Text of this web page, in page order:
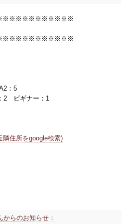
：5
2 ビギナー：1
隣住所をgoogle検索)
からのお知らせ：